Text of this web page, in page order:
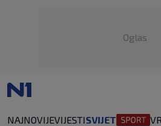
Oglas
NAJNOVIJEVIJESTISVIJET